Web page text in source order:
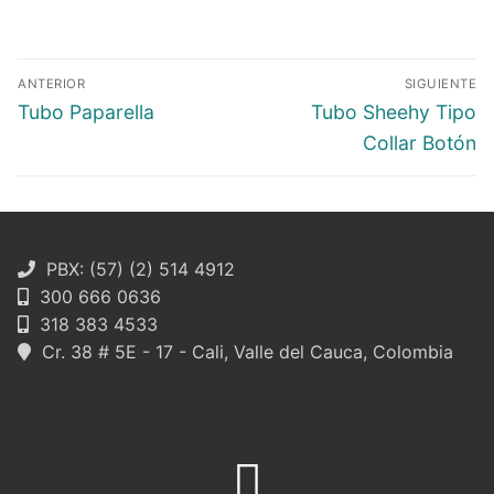
Navegación
de
ANTERIOR
Entrada
Tubo Paparella
SIGUIENTE
Entrada
siguiente:
Tubo Sheehy Tipo
Collar Botón
PBX: (57) (2) 514 4912
300 666 0636
318 383 4533
Cr. 38 # 5E - 17 - Cali, Valle del Cauca, Colombia